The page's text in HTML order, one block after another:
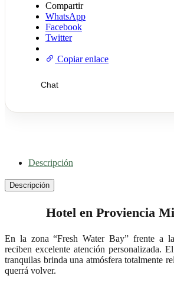
Compartir
WhatsApp
Facebook
Twitter
Copiar enlace
Chat
Descripción
Descripción
Hotel en Proviencia
En la zona “Fresh Water Bay” frente a
reciben excelente atención personalizada.
tranquilas brinda una atmósfera totalmente
querrá volver.